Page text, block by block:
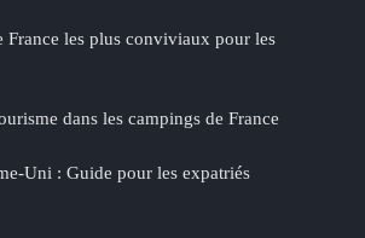
France les plus conviviaux pour les
dans les campings de France
Uni : Guide pour les expatriés